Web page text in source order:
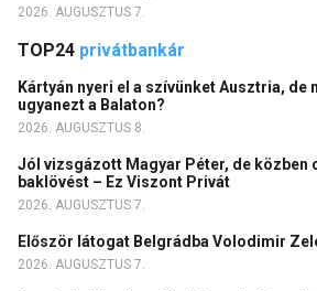
2026. AUGUSZTUS 7.
TOP24 privátbankár
Kártyán nyeri el a szívünket Ausztria, de
ugyanezt a Balaton?
2026. AUGUSZTUS 8.
Jól vizsgázott Magyar Péter, de közben
baklövést – Ez Viszont Privát
2026. AUGUSZTUS 7.
Először látogat Belgrádba Volodimir
2026. AUGUSZTUS 7.